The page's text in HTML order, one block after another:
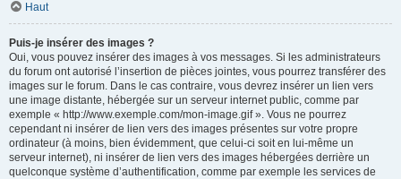
Haut
Puis-je insérer des images ?
Oui, vous pouvez insérer des images à vos messages. Si les administrateurs
du forum ont autorisé l’insertion de pièces jointes, vous pourrez transférer des
images sur le forum. Dans le cas contraire, vous devrez insérer un lien vers
une image distante, hébergée sur un serveur internet public, comme par
exemple « http://www.exemple.com/mon-image.gif ». Vous ne pourrez
cependant ni insérer de lien vers des images présentes sur votre propre
ordinateur (à moins, bien évidemment, que celui-ci soit en lui-même un
serveur internet), ni insérer de lien vers des images hébergées derrière un
quelconque système d’authentification, comme par exemple les services de